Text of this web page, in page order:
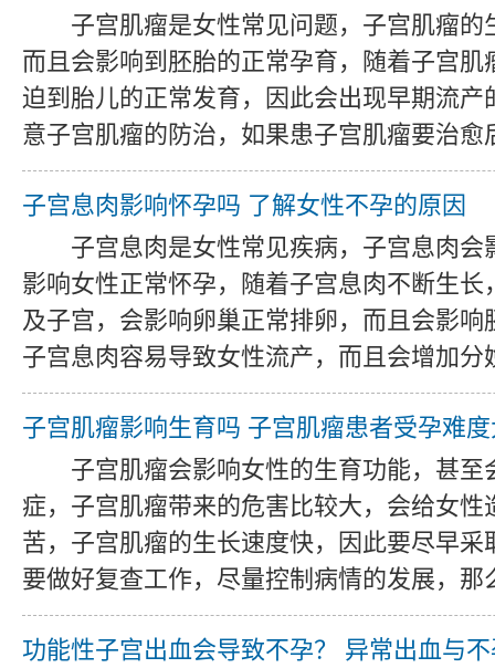
子宫肌瘤是女性常见问题，子宫肌瘤的
而且会影响到胚胎的正常孕育，随着子宫肌
迫到胎儿的正常发育，因此会出现早期流产
意子宫肌瘤的防治，如果患子宫肌瘤要治愈
子宫息肉影响怀孕吗 了解女性不孕的原因
子宫息肉是女性常见疾病，子宫息肉会
影响女性正常怀孕，随着子宫息肉不断生长
及子宫，会影响卵巢正常排卵，而且会影响
子宫息肉容易导致女性流产，而且会增加分
子宫肌瘤影响生育吗 子宫肌瘤患者受孕难
子宫肌瘤会影响女性的生育功能，甚至
症，子宫肌瘤带来的危害比较大，会给女性
苦，子宫肌瘤的生长速度快，因此要尽早采
要做好复查工作，尽量控制病情的发展，那
功能性子宫出血会导致不孕？ 异常出血与